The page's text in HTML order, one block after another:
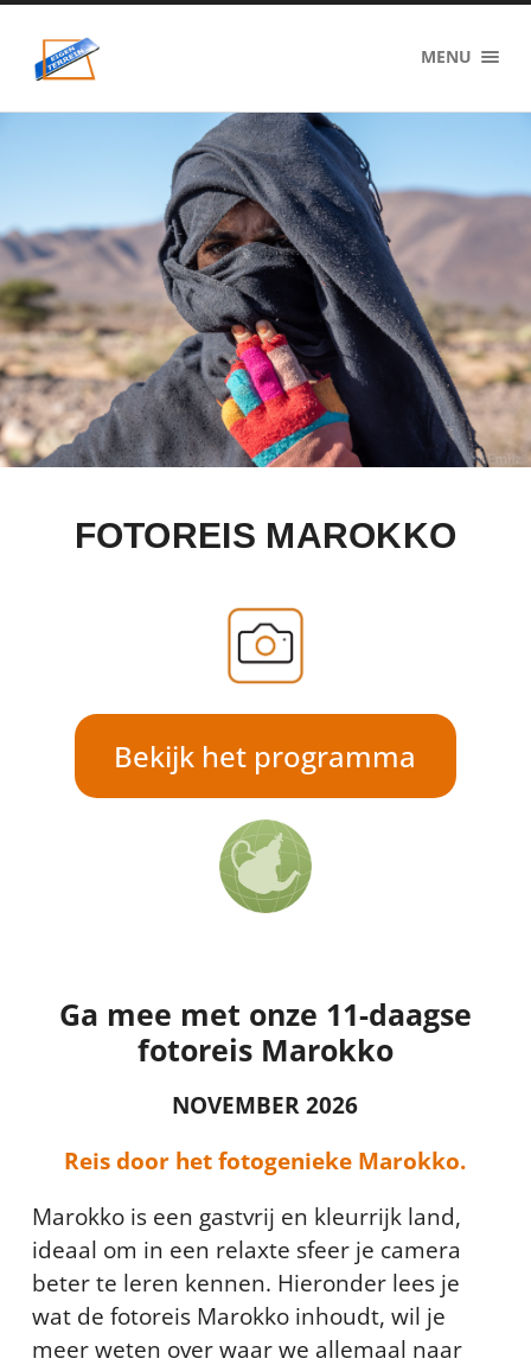
eigenzinnig
terrein
MENU
FOTOREIS MAROKKO
Bekijk het programma
Ga mee met onze 11-daagse
fotoreis Marokko
NOVEMBER 2026
Reis door het fotogenieke Marokko.
Marokko is een gastvrij en kleurrijk land,
ideaal om in een relaxte sfeer je camera
beter te leren kennen. Hieronder lees je
wat de fotoreis Marokko inhoudt, wil je
meer weten over waar we allemaal naar